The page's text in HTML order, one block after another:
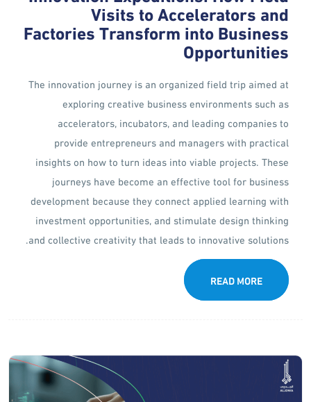
Visits to Accelerators and
Factories Transform into Business
Opportunities
The innovation journey is an organized field trip aimed at
exploring creative business environments such as
accelerators, incubators, and leading companies to
provide entrepreneurs and managers with practical
insights on how to turn ideas into viable projects. These
journeys have become an effective tool for business
development because they connect applied learning with
investment opportunities, and stimulate design thinking
and collective creativity that leads to innovative solutions.
READ MORE